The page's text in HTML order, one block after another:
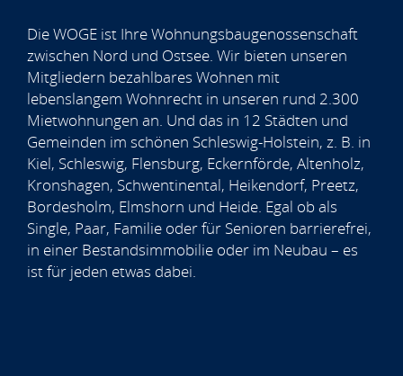
Die WOGE ist Ihre Wohnungsbaugenossenschaft
zwischen Nord und Ostsee. Wir bieten unseren
Mitgliedern bezahlbares Wohnen mit
lebenslangem Wohnrecht in unseren rund 2.300
Mietwohnungen an. Und das in 12 Städten und
Gemeinden im schönen Schleswig-Holstein, z. B. in
Kiel, Schleswig, Flensburg, Eckernförde, Altenholz,
Kronshagen, Schwentinental, Heikendorf, Preetz,
Bordesholm, Elmshorn und Heide. Egal ob als
Single, Paar, Familie oder für Senioren barrierefrei,
in einer Bestandsimmobilie oder im Neubau – es
ist für jeden etwas dabei.